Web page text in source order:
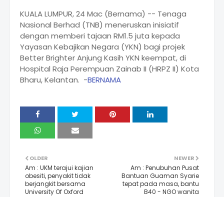
KUALA LUMPUR, 24 Mac (Bernama) -- Tenaga
Nasional Berhad (TNB) meneruskan inisiatif
dengan memberi tajaan RM1.5 juta kepada
Yayasan Kebajikan Negara (YKN) bagi projek
Better Brighter Anjung Kasih YKN keempat, di
Hospital Raja Perempuan Zainab II (HRPZ II) Kota
Bharu, Kelantan. -BERNAMA
NEWER
Am : Penubuhan Pusat
Bantuan Guaman Syarie
tepat pada masa, bantu
B40 - NGO wanita
OLDER
Am : UKM terajui kajian
obesiti, penyakit tidak
berjangkit bersama
University Of Oxford